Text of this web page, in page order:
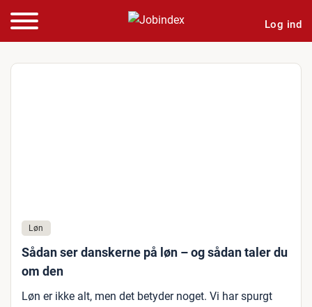
Log ind
Løn
Sådan ser danskerne på løn – og sådan taler du
om den
Løn er ikke alt, men det betyder noget. Vi har spurgt